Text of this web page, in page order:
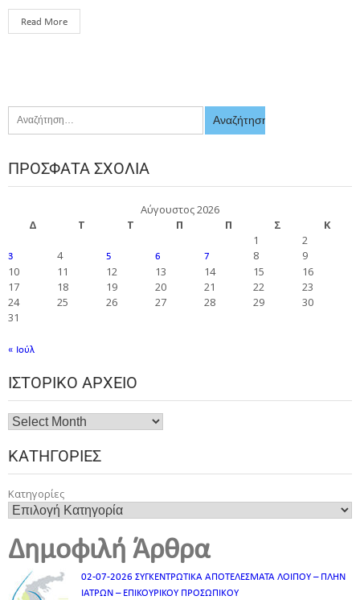
Read More
ΠΡΌΣΦΑΤΑ ΣΧΌΛΙΑ
Αύγουστος 2026
Δ
Τ Τ Π Π Σ
Κ
1
2
3 4 5 6 7 8
9
10
11 12 13 14 15
16
17
18 19 20 21 22
23
24
25 26 27 28 29
30
31
« Ιούλ
ΙΣΤΟΡΙΚΌ ΑΡΧΕΊΟ
ΚΑΤΗΓΟΡΊΕΣ
Κατηγορίες
Δημοφιλή Άρθρα
02-07-2026 ΣΥΓΚΕΝΤΡΩΤΙΚΑ ΑΠΟΤΕΛΕΣΜΑΤΑ ΛΟΙΠΟΥ – ΠΛΗΝ
ΙΑΤΡΩΝ – ΕΠΙΚΟΥΡΙΚΟΥ ΠΡΟΣΩΠΙΚOY